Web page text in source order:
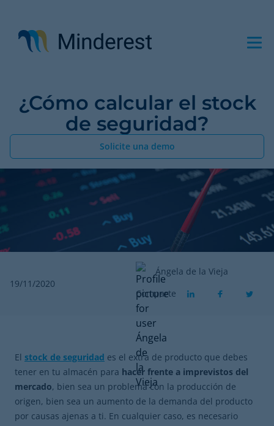
contenido
principal
¿Cómo calcular el stock
de seguridad?
Solicite una demo
19/11/2020
Ángela de la Vieja
Comparte
El stock de seguridad es el extra de producto que debes
tener en tu almacén para hacer frente a imprevistos del
mercado, bien sea un problema con la producción de
origen, bien sea un aumento de la demanda del producto
por causas ajenas a ti. En cualquier caso, es necesario